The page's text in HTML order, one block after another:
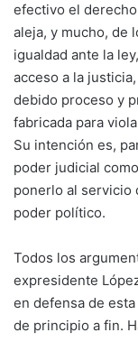
efectivo el
aleja, y mucho, de
igualdad ante la
acceso a la
debido proceso y
fabricada para
Su intención es,
poder judicial
ponerlo al servicio
poder político.
Todos los
expresidente
en defensa de
de principio a fin.